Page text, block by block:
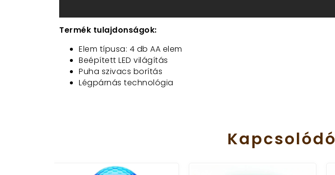
Termék tulajdonságok:
Elem típusa: 4 db AA elem
Beépített LED világítás
Puha szivacs borítás
Légpárnás technológia
Kapcsolódó